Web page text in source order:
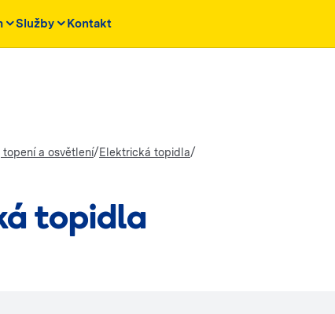
Služby Kontakt
topení a osvětlení/Elektrická topidla/
topidla